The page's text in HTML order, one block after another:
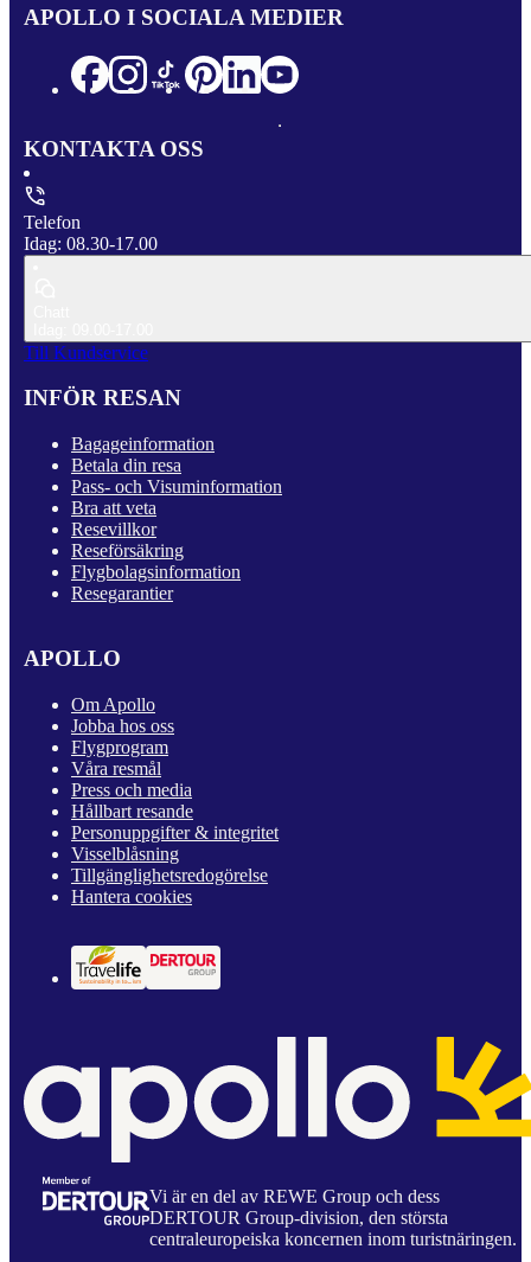
APOLLO I SOCIALA MEDIER
KONTAKTA OSS
Telefon
Idag: 08.30-17.00
Till Kundservice
INFÖR RESAN
Bagageinformation
Betala din resa
Pass- och Visuminformation
Bra att veta
Resevillkor
Reseförsäkring
Flygbolagsinformation
Resegarantier
APOLLO
Om Apollo
Jobba hos oss
Flygprogram
Våra resmål
Press och media
Hållbart resande
Personuppgifter & integritet
Visselblåsning
Tillgänglighetsredogörelse
Hantera cookies
Vi är en del av REWE Group och dess
DERTOUR Group-division, den största
centraleuropeiska koncernen inom turistnäringen.